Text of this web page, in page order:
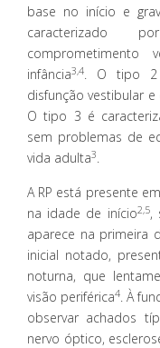
base no início e
caracterizado
comprometimento
infância3,4. O tipo 2
disfunção vestibular
O tipo 3 é
sem problemas de
vida adulta3.
A RP está presente
na idade de início2,5,
aparece na primeira
inicial notado,
noturna, que
visão periférica4. À
observar achados
nervo óptico,